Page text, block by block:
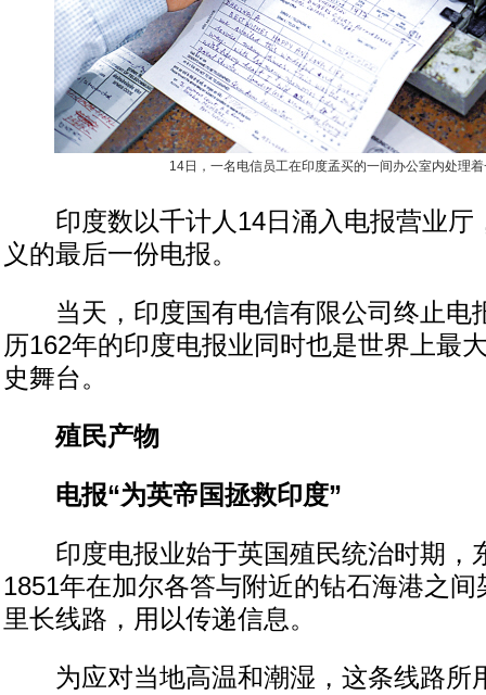
14日，一名电信员工在印度孟买的一间办公室内处理
印度数以千计人14日涌入电报营业厅
义的最后一份电报。
当天，印度国有电信有限公司终止电
历162年的印度电报业同时也是世界上最
史舞台。
殖民产物
电报“为英帝国拯救印度”
印度电报业始于英国殖民统治时期，
1851年在加尔各答与附近的钻石海港之
里长线路，用以传递信息。
为应对当地高温和潮湿，这条线路所